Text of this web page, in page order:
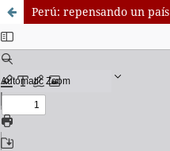
Perú: repensando un país